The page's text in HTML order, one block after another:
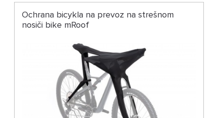
Ochrana bicykla na prevoz na strešnom
nosiči bike mRoof